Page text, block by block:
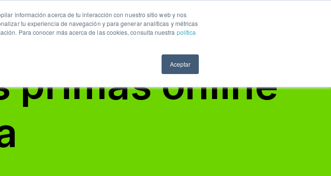
información acerca de tu interacción con nuestro sitio web y nos
tu experiencia de navegación y para generar analíticas y métricas
Para conocer más acerca de las cookies, consulta nuestra política
Aceptar
FAQs Iniciar sesión
primas online
Averi